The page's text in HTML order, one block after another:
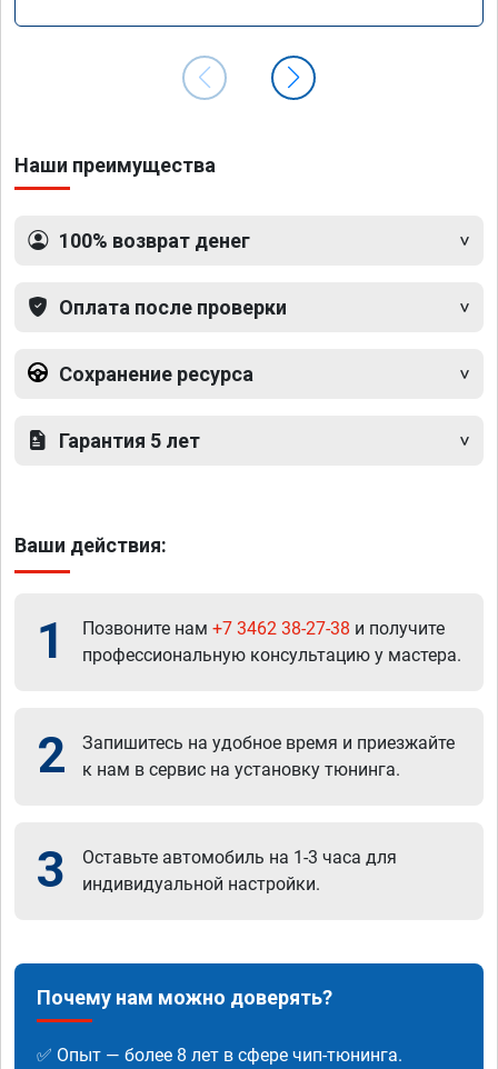
Наши преимущества
100% возврат денег
Оплата после проверки
Сохранение ресурса
Гарантия 5 лет
Ваши действия:
1 Позвоните нам +7 3462 38-27-38 и получите
профессиональную консультацию у мастера.
2
Запишитесь на удобное время и приезжайте
к нам в сервис на установку тюнинга.
3
Оставьте автомобиль на 1-3 часа для
индивидуальной настройки.
Почему нам можно доверять?
✅ Опыт — более 8 лет в сфере чип-тюнинга.